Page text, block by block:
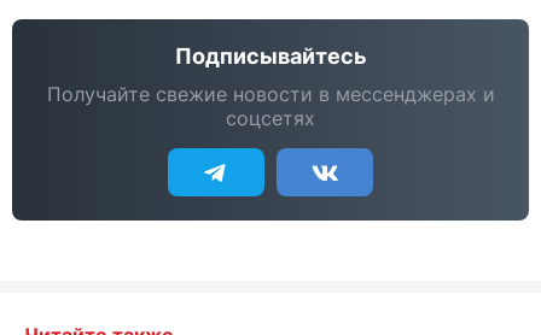
Подписывайтесь
Получайте свежие новости в мессенджерах и
соцсетях